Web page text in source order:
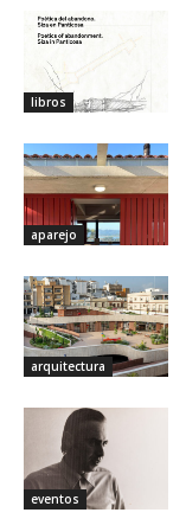
libros
aparejo
arquitectura
eventos